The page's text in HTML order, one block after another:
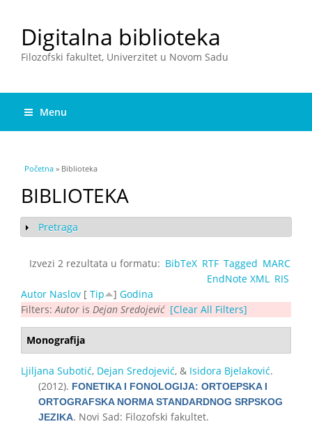
Digitalna biblioteka
Filozofski fakultet, Univerzitet u Novom Sadu
Menu
You are here
Početna » Biblioteka
BIBLIOTEKA
Show
Pretraga
Izvezi 2 rezultata u formatu: BibTeX RTF Tagged MARC
EndNote XML
RIS
Autor Naslov [ Tip ] Godina
Filters: Autor is Dejan Sredojević [Clear All Filters]
Monografija
Ljiljana Subotić, Dejan Sredojević, & Isidora Bjelaković.
(2012). FONETIKA I FONOLOGIJA: ORTOEPSKA I
ORTOGRAFSKA NORMA STANDARDNOG SRPSKOG
JEZIKA. Novi Sad: Filozofski fakultet.